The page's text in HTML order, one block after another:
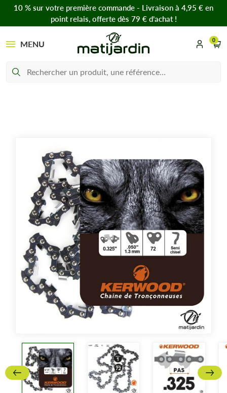
10 % sur votre première commande - Livraison à 4,95 € en
point relais, offerte dès 79 € d’achat !
MENU 0